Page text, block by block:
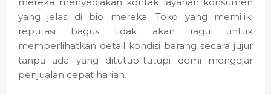
yang jelas di bio mereka. Toko yang memiliki
reputasi bagus tidak akan ragu untuk
memperlihatkan detail kondisi barang secara jujur
tanpa ada yang ditutup-tutupi demi mengejar
penjualan cepat harian.